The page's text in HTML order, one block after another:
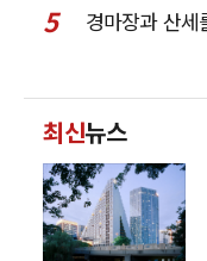
5
최신뉴스